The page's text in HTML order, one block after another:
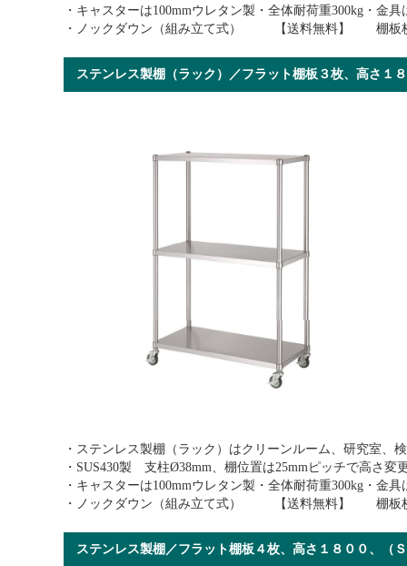
・キャスターは100mmウレタン製・全体耐荷重300kg・金
・ノックダウン（組み立て式） 【送料無料】 棚板枚
ステンレス製棚（ラック）／フラット棚板３枚、高さ
・ステンレス製棚（ラック）はクリーンルーム、研究室
・SUS430製 支柱Ø38mm、棚位置は25mmピッチで高さ変
・キャスターは100mmウレタン製・全体耐荷重300kg・金
・ノックダウン（組み立て式） 【送料無料】 棚板枚
ステンレス製棚／フラット棚板４枚、高さ１８０